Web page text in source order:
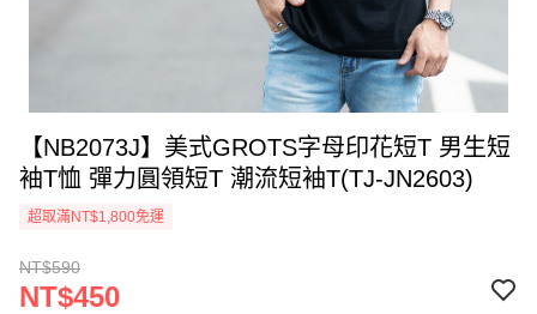
【NB2073J】美式GROTS字母印花短T 男生短
袖T恤 彈力圓領短T 潮流短袖T(TJ-JN2603)
超取滿NT$1,800免運
NT$590
NT$450